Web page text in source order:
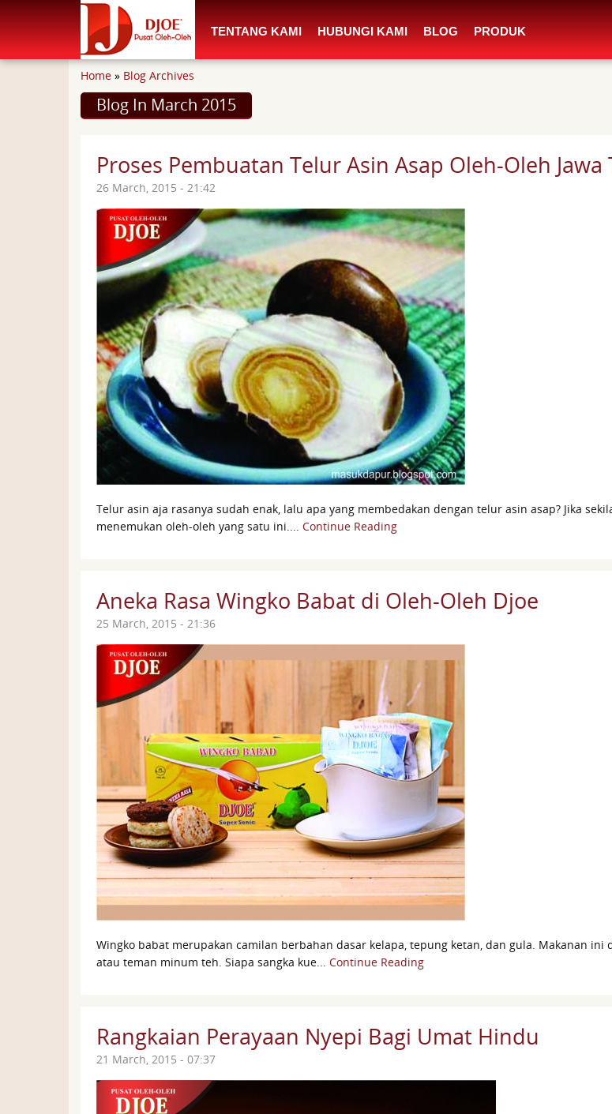
Main menu
TENTANG KAMI HUBUNGI KAMI BLOG PRODUK
You are here
Home » Blog Archives
Blog In March 2015
Proses Pembuatan Telur Asin Asap Oleh-Oleh Jawa
26 March, 2015 - 21:42
Telur asin aja rasanya sudah enak, lalu apa yang membedakan dengan telur asin asap? Jika
menemukan oleh-oleh yang satu ini.... Continue Reading
Aneka Rasa Wingko Babat di Oleh-Oleh Djoe
25 March, 2015 - 21:36
Wingko babat merupakan camilan berbahan dasar kelapa, tepung ketan, dan gula. Makanan
atau teman minum teh. Siapa sangka kue... Continue Reading
Rangkaian Perayaan Nyepi Bagi Umat Hindu
21 March, 2015 - 07:37